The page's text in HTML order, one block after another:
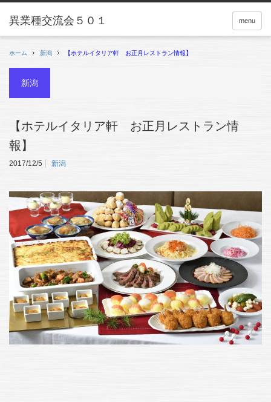
menu
ホーム 新潟 【ホテルイタリア軒 お正月レストラン情報】
新潟
【ホテルイタリア軒 お正月レストラン情
報】
2017/12/5 新潟